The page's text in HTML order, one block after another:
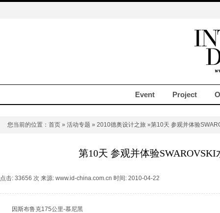
Event Project
您当前的位置： 首页 » 活动专题 » 2010德奥设计之旅 »第10天 参观并体验
第10天 参观并体验SWAROVSKI
点击: 33656 次 来源: www.id-china.com.cn 时间: 2010-04-22
因斯布鲁克175公里-慕尼黑